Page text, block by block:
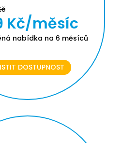
Kč/měsíc
nabídka na 6 měsíců
DOSTUPNOST